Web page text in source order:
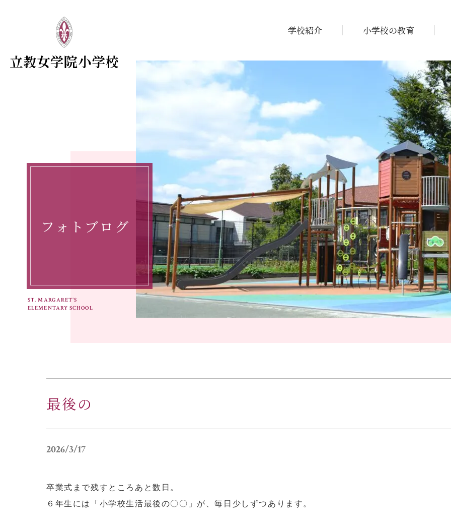
学校紹介 小学校の教育
フォトブログ
ST. MARGARET'S
ELEMENTARY SCHOOL
最後の
2026/3/17
卒業式まで残すところあと数日。
６年生には「小学校生活最後の〇〇」が、毎日少しずつあります。